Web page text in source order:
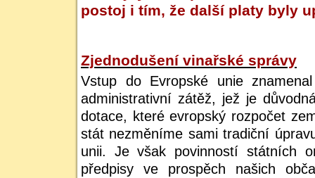
postoj i tím, že další platy byly
Zjednodušení vinařské správy
Vstup do Evropské unie
administrativní zátěž, jež je
dotace, které evropský rozpočet
stát nezměníme sami tradiční
unii. Je však povinností státních
předpisy ve prospěch našich